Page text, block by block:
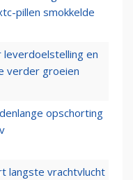
pillen smokkelde
en
verder groeien
opschorting
langste vrachtvlucht